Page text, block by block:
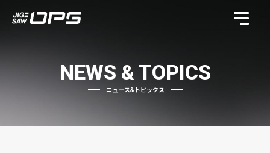
NEWS & TOPICS
ニュース&トピックス